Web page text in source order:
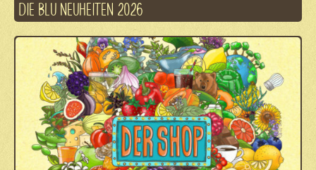
DIE BLU NEUHEITEN 2026